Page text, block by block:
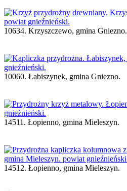
10634. Krzyszczewo, gmina Gniezno.
10060. Łabiszynek, gmina Gniezno.
14511. Łopienno, gmina Mieleszyn.
14512. Łopienno, gmina Mieleszyn.